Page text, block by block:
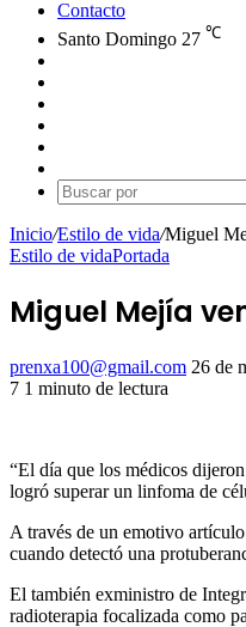
Contacto
Santo Domingo 27 ℃
azar
skin
Inicio/Estilo de vida/Miguel
Estilo de vidaPortada
Miguel Mejía
prenxa100@gmail.com Send
26 de
7 1 minuto de lectura
“El día que los médicos
logró superar un linfoma de
A través de un emotivo
cuando detectó una
El también exministro de
radioterapia focalizada como